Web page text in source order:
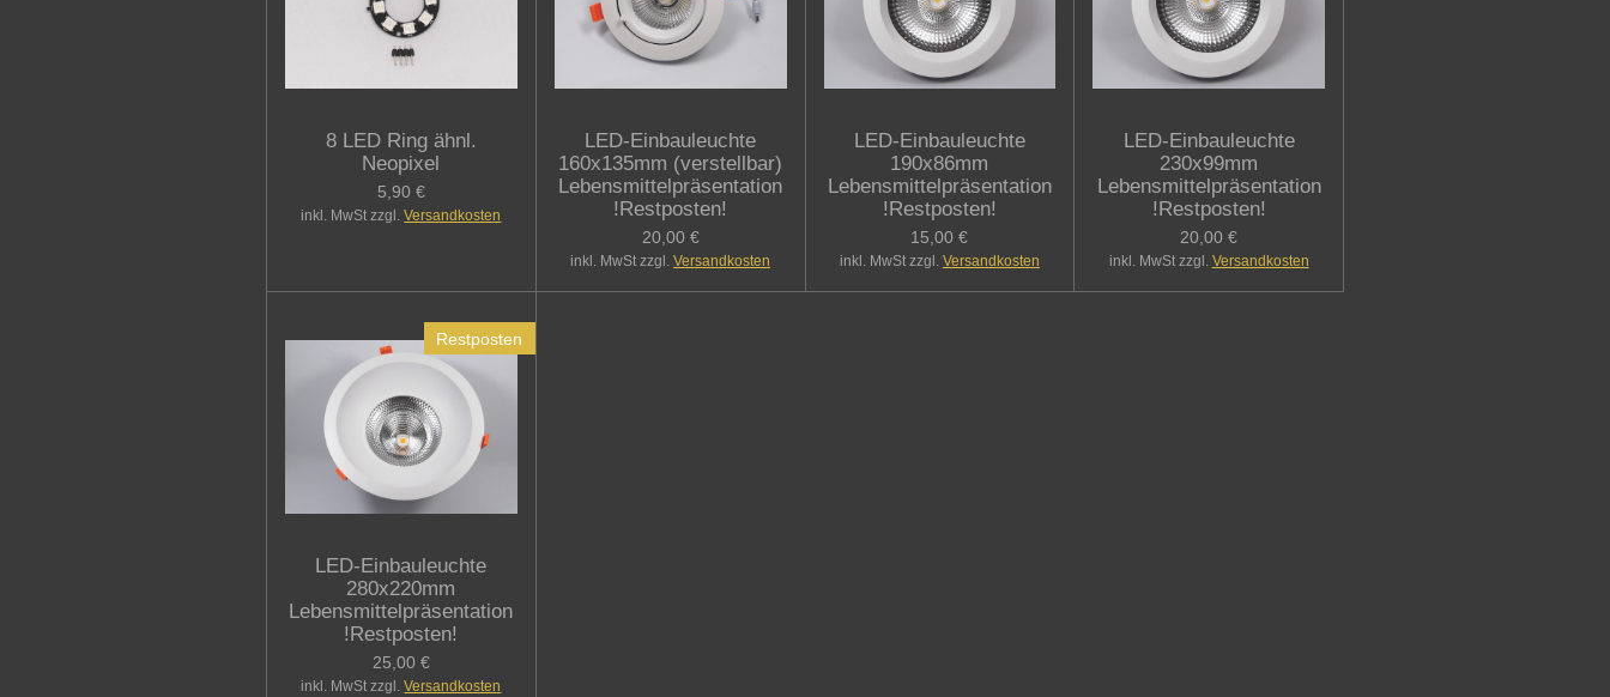
8 LED Ring ähnl.
Neopixel
5,90 €
inkl. MwSt zzgl.Versandkosten
LED-Einbauleuchte
160x135mm (verstellbar)
Lebensmittelpräsentation
!Restposten!
20,00 €
inkl. MwSt zzgl.Versandkosten
LED-Einbauleuchte
190x86mm
Lebensmittelpräsentation
!Restposten!
15,00 €
inkl. MwSt zzgl. Versandkosten
LED-Einbauleuchte
230x99mm
Lebensmittelpräsentation
!Restposten!
20,00 €
inkl. MwSt zzgl. Versandkosten
Restposten
LED-Einbauleuchte
280x220mm
Lebensmittelpräsentation
!Restposten!
25,00 €
inkl. MwSt zzgl.Versandkosten